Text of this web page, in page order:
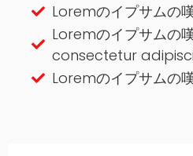
Loremのイプサムの
Loremのイプサムの
consectetur
Loremのイプサムの